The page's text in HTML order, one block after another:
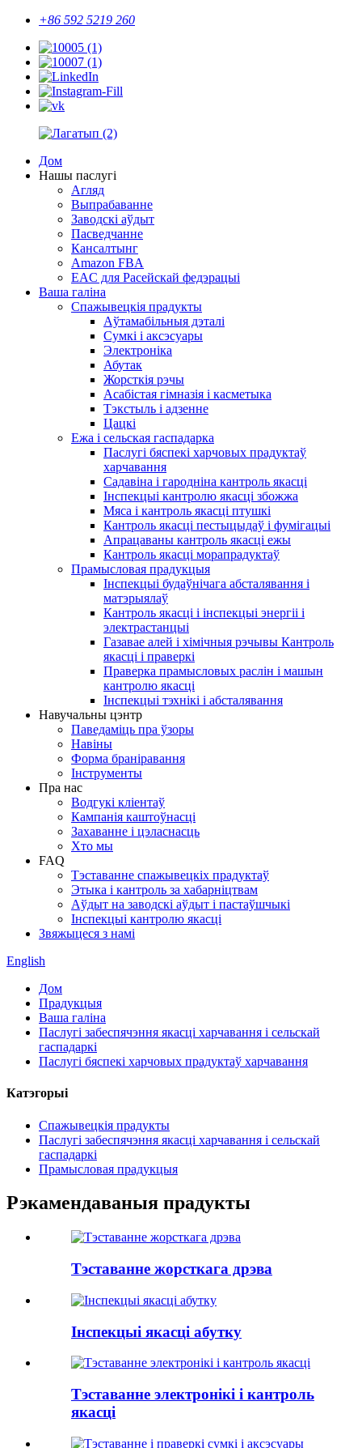
+86 592 5219 260
Дом
Нашы паслугі
Агляд
Выпрабаванне
Заводскі аўдыт
Пасведчанне
Кансалтынг
Amazon FBA
EAC для Расейскай федэрацыі
Ваша галіна
Спажывецкія прадукты
Аўтамабільныя дэталі
Сумкі і аксэсуары
Электроніка
Абутак
Жорсткія рэчы
Асабістая гімназія і касметыка
Тэкстыль і адзенне
Цацкі
Ежа і сельская гаспадарка
Паслугі бяспекі харчовых прадуктаў
харчавання
Садавіна і гародніна кантроль якасці
Інспекцыі кантролю якасці збожжа
Мяса і кантроль якасці птушкі
Кантроль якасці пестыцыдаў і фумігацыі
Апрацаваны кантроль якасці ежы
Кантроль якасці морапрадуктаў
Прамысловая прадукцыя
Інспекцыі будаўнічага абсталявання і
матэрыялаў
Кантроль якасці і інспекцыі энергіі і
электрастанцыі
Газавае алей і хімічныя рэчывы Кантроль
якасці і праверкі
Праверка прамысловых раслін і машын
кантролю якасці
Інспекцыі тэхнікі і абсталявання
Навучальны цэнтр
Паведаміць пра ўзоры
Навіны
Форма браніравання
Інструменты
Пра нас
Водгукі кліентаў
Кампанія каштоўнасці
Захаванне і цэласнасць
Хто мы
FAQ
Тэставанне спажывецкіх прадуктаў
Этыка і кантроль за хабарніцтвам
Аўдыт на заводскі аўдыт і пастаўшчыкі
Інспекцыі кантролю якасці
Звяжыцеся з намі
English
Дом
Прадукцыя
Ваша галіна
Паслугі забеспячэння якасці харчавання і сельскай
гаспадаркі
Паслугі бяспекі харчовых прадуктаў харчавання
Катэгорыі
Спажывецкія прадукты
Паслугі забеспячэння якасці харчавання і сельскай
гаспадаркі
Прамысловая прадукцыя
Рэкамендаваныя прадукты
Тэставанне жорсткага дрэва
Інспекцыі якасці абутку
Тэставанне электронікі і кантроль
якасці